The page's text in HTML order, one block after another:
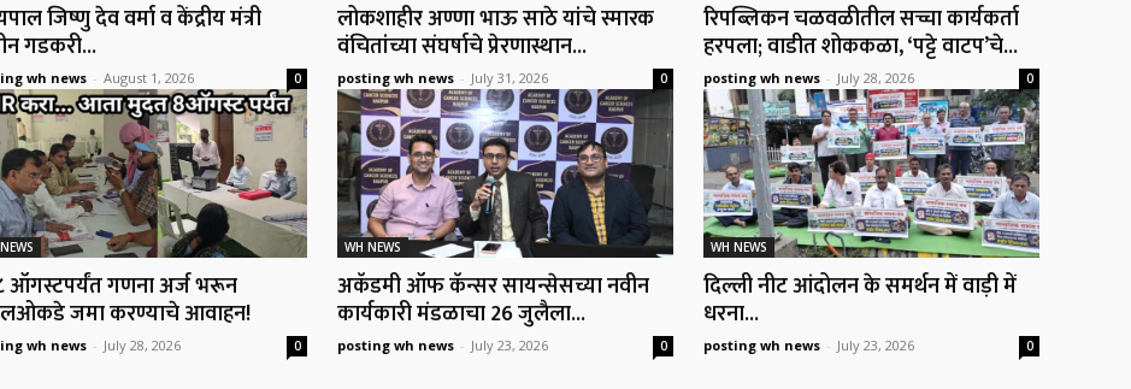
जिष्णु देव वर्मा व केंद्रीय मंत्री
गडकरी...
wh news - August 1, 2026 0
लोकशाहीर अण्णा भाऊ साठे यांचे स्मारक
वंचितांच्या संघर्षाचे प्रेरणास्थान...
posting wh news - July 31, 2026 0
रिपब्लिकन चळवळीतील सच्चा कार्यकर्ता
हरपला; वाडीत शोककळा, ‘पट्टे वाटप’चे...
posting wh news - July 28, 2026 0
गणना अर्ज भरून
जमा करण्याचे आवाहन!
wh news - July 28, 2026 0
WH NEWS
अकॅडमी ऑफ कॅन्सर सायन्सेसच्या नवीन
कार्यकारी मंडळाचा 26 जुलैला...
posting wh news - July 23, 2026 0
WH NEWS
दिल्ली नीट आंदोलन के समर्थन में वाड़ी में
धरना...
posting wh news - July 23, 2026 0